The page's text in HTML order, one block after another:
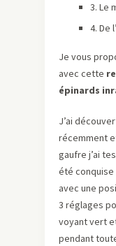
3. Le
4. De
Je vous
avec cette
épinards
J’ai
récemment
gaufre j’ai
été conquise
avec une
3 réglages
voyant vert
pendant